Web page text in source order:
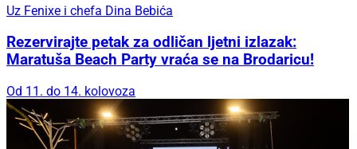
Uz Fenixe i chefa Dina Bebića
Rezervirajte petak za odličan ljetni izlazak:
Maratuša Beach Party vraća se na Brodaricu!
Od 11. do 14. kolovoza